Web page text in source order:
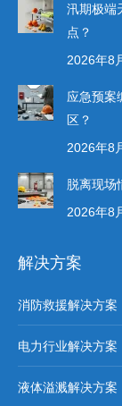
汛期极端
点？
2026年8
应急预案
区？
2026年8
脱离现场
2026年8
解决方案
消防救援解决方案
电力行业解决方案
液体溢溅解决方案